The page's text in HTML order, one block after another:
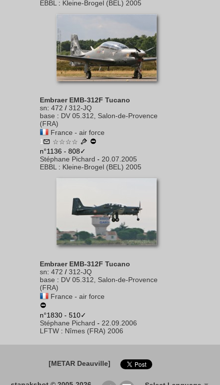
EBBL : Kleine-Brogel (BEL) 2005
Embraer EMB-312F Tucano
sn: 472 / 312-JQ
base : DV 05.312, Salon-de-Provence
(FRA)
France - air force
1
☆☆☆☆
n°1136 - 808✓
Stéphane Pichard - 20.07.2005
EBBL : Kleine-Brogel (BEL) 2005
Embraer EMB-312F Tucano
sn: 472 / 312-JQ
base : DV 05.312, Salon-de-Provence
(FRA)
France - air force
n°1830 - 510✓
Stéphane Pichard - 22.09.2006
LFTW : Nîmes (FRA) 2006
[METAR Deauville]